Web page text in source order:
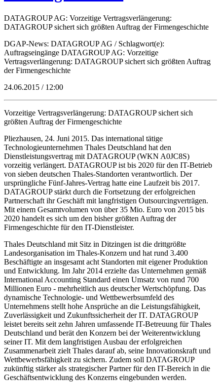
DATAGROUP AG: Vorzeitige Vertragsverlängerung:
DATAGROUP sichert sich größten Auftrag der Firmengeschichte
DGAP-News: DATAGROUP AG / Schlagwort(e):
Auftragseingänge DATAGROUP AG: Vorzeitige
Vertragsverlängerung: DATAGROUP sichert sich größten Auftrag
der Firmengeschichte
24.06.2015 / 12:00
Vorzeitige Vertragsverlängerung: DATAGROUP sichert sich
größten Auftrag der Firmengeschichte
Pliezhausen, 24. Juni 2015. Das international tätige
Technologieunternehmen Thales Deutschland hat den
Dienstleistungsvertrag mit DATAGROUP (WKN A0JC8S)
vorzeitig verlängert. DATAGROUP ist bis 2020 für den IT-Betrieb
von sieben deutschen Thales-Standorten verantwortlich. Der
ursprüngliche Fünf-Jahres-Vertrag hatte eine Laufzeit bis 2017.
DATAGROUP stärkt durch die Fortsetzung der erfolgreichen
Partnerschaft ihr Geschäft mit langfristigen Outsourcingverträgen.
Mit einem Gesamtvolumen von über 35 Mio. Euro von 2015 bis
2020 handelt es sich um den bisher größten Auftrag der
Firmengeschichte für den IT-Dienstleister.
Thales Deutschland mit Sitz in Ditzingen ist die drittgrößte
Landesorganisation im Thales-Konzern und hat rund 3.400
Beschäftigte an insgesamt acht Standorten mit eigener Produktion
und Entwicklung. Im Jahr 2014 erzielte das Unternehmen gemäß
International Accounting Standard einen Umsatz von rund 700
Millionen Euro - mehrheitlich aus deutscher Wertschöpfung. Das
dynamische Technologie- und Wettbewerbsumfeld des
Unternehmens stellt hohe Ansprüche an die Leistungsfähigkeit,
Zuverlässigkeit und Zukunftssicherheit der IT. DATAGROUP
leistet bereits seit zehn Jahren umfassende IT-Betreuung für Thales
Deutschland und berät den Konzern bei der Weiterentwicklung
seiner IT. Mit dem langfristigen Ausbau der erfolgreichen
Zusammenarbeit zielt Thales darauf ab, seine Innovationskraft und
Wettbewerbsfähigkeit zu sichern. Zudem soll DATAGROUP
zukünftig stärker als strategischer Partner für den IT-Bereich in die
Geschäftsentwicklung des Konzerns eingebunden werden.